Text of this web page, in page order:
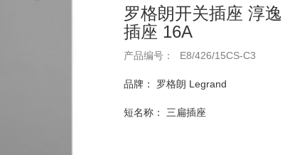
罗格朗开关插座 淳
插座 16A
产品编号： E8/426/15CS-C3
品牌： 罗格朗 Legrand
短名称： 三扁插座